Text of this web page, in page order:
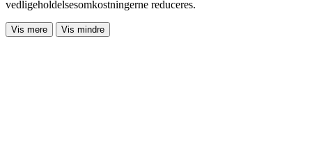
vedligeholdelsesomkostningerne reduceres.
Vis mere Vis mindre